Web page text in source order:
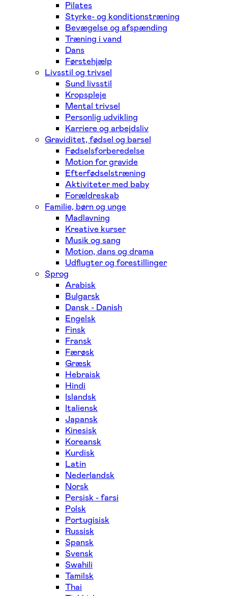
Pilates
Styrke- og konditionstræning
Bevægelse og afspænding
Træning i vand
Dans
Førstehjælp
Livsstil og trivsel
Sund livsstil
Kropspleje
Mental trivsel
Personlig udvikling
Karriere og arbejdsliv
Graviditet, fødsel og barsel
Fødselsforberedelse
Motion for gravide
Efterfødselstræning
Aktiviteter med baby
Forældreskab
Familie, børn og unge
Madlavning
Kreative kurser
Musik og sang
Motion, dans og drama
Udflugter og forestillinger
Sprog
Arabisk
Bulgarsk
Dansk - Danish
Engelsk
Finsk
Fransk
Færøsk
Græsk
Hebraisk
Hindi
Islandsk
Italiensk
Japansk
Kinesisk
Koreansk
Kurdisk
Latin
Nederlandsk
Norsk
Persisk - farsi
Polsk
Portugisisk
Russisk
Spansk
Svensk
Swahili
Tamilsk
Thai